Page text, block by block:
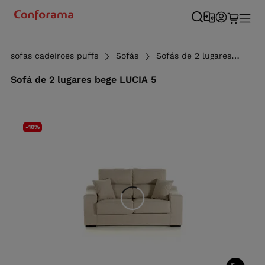
sofas cadeiroes puffs Sofás Sofás de 2 lugares
Sofá de 2 lugares bege LUCIA 5
-10%